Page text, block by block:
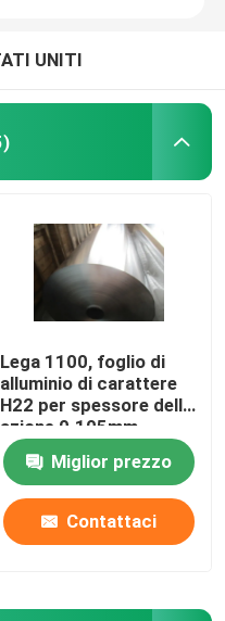
UNITI
Lega 1100, foglio di
alluminio di carattere
H22 per spessore delle
azione 0.105mm
dell'aletta, 50-1250mm
Widthx CMiglior prezzo
Contattaci